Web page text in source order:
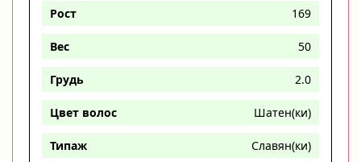
Рост 169
Вес 50
Грудь 2.0
Цвет волос Шатен(ки)
Типаж Славян(ки)